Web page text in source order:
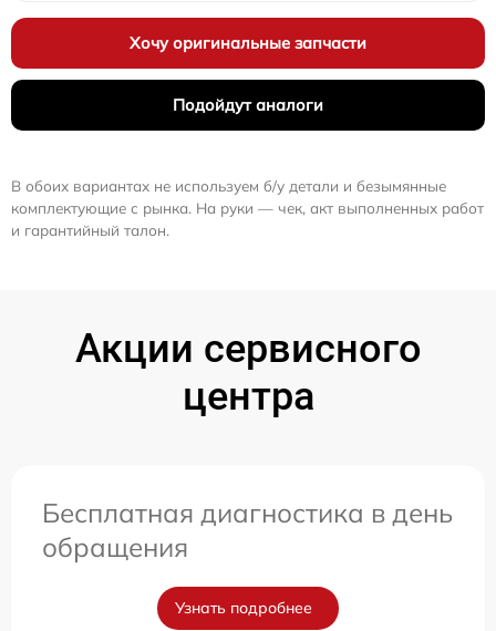
Хочу оригинальные запчасти
Подойдут аналоги
В обоих вариантах не используем б/у детали и безымянные
комплектующие с рынка. На руки — чек, акт выполненных работ
и гарантийный талон.
Акции сервисного
центра
Бесплатная диагностика в день
обращения
Узнать подробнее